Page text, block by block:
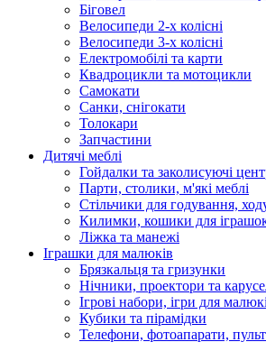
Біговел
Велосипеди 2-х колісні
Велосипеди 3-х колісні
Електромобілі та карти
Квадроцикли та мотоцикли
Самокати
Санки, снігокати
Толокари
Запчастини
Дитячі меблі
Гойдалки та заколисуючі
Парти, столики, м'які меблі
Стільчики для годування,
Килимки, кошики для
Ліжка та манежі
Іграшки для малюків
Брязкальця та гризунки
Нічники, проектори та
Ігрові набори, ігри для
Кубики та пірамідки
Телефони, фотоапарати,